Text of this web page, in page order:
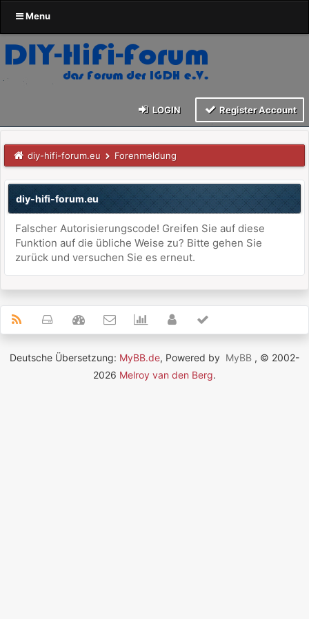
Menu
LOGIN Register Account
diy-hifi-forum.eu Forenmeldung
diy-hifi-forum.eu
Falscher Autorisierungscode! Greifen Sie auf diese
Funktion auf die übliche Weise zu? Bitte gehen Sie
zurück und versuchen Sie es erneut.
Deutsche Übersetzung: MyBB.de, Powered by MyBB , © 2002-
2026 Melroy van den Berg.